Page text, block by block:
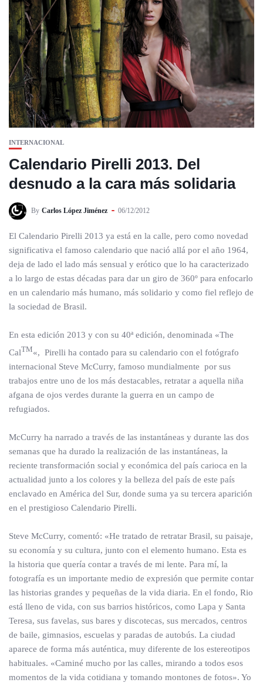
INTERNACIONAL
Calendario Pirelli 2013. Del
desnudo a la cara más solidaria
By Carlos López Jiménez 06/12/2012
El Calendario Pirelli 2013 ya está en la calle, pero como novedad
significativa el famoso calendario que nació allá por el año 1964,
deja de lado el lado más sensual y erótico que lo ha caracterizado
a lo largo de estas décadas para dar un giro de 360º para enfocarlo
en un calendario más humano, más solidario y como fiel reflejo de
la sociedad de Brasil.
En esta edición 2013 y con su 40ª edición, denominada «The
CalTM«, Pirelli ha contado para su calendario con el fotógrafo
internacional Steve McCurry, famoso mundialmente por sus
trabajos entre uno de los más destacables, retratar a aquella niña
afgana de ojos verdes durante la guerra en un campo de
refugiados.
McCurry ha narrado a través de las instantáneas y durante las dos
semanas que ha durado la realización de las instantáneas, la
reciente transformación social y económica del país carioca en la
actualidad junto a los colores y la belleza del país de este país
enclavado en América del Sur, donde suma ya su tercera aparición
en el prestigioso Calendario Pirelli.
Steve McCurry, comentó: «He tratado de retratar Brasil, su paisaje,
su economía y su cultura, junto con el elemento humano. Esta es
la historia que quería contar a través de mi lente. Para mí, la
fotografía es un importante medio de expresión que permite contar
las historias grandes y pequeñas de la vida diaria. En el fondo, Rio
está lleno de vida, con sus barrios históricos, como Lapa y Santa
Teresa, sus favelas, sus bares y discotecas, sus mercados, centros
de baile, gimnasios, escuelas y paradas de autobús. La ciudad
aparece de forma más auténtica, muy diferente de los estereotipos
habituales. «Caminé mucho por las calles, mirando a todos esos
momentos de la vida cotidiana y tomando montones de fotos». Yo